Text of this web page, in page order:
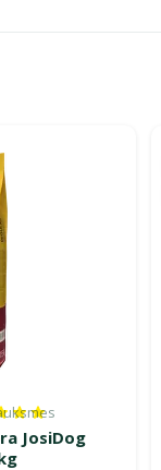
JosiDog
100%, reitingu